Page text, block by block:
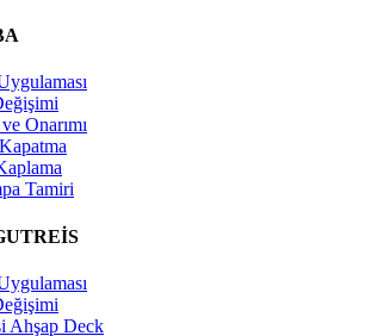
Onarımı
Tamiri
Ahşap Deck